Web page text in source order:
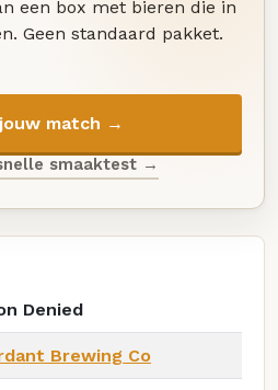
een box met bieren die in
Geen standaard pakket.
match →
smaaktest →
Denied
Brewing Co